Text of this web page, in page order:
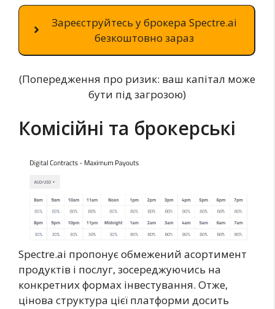
Зареєструйтесь у брокера Spectre.ai
безкоштовно зараз
(Попередження про ризик: ваш капітал може
бути під загрозою)
Комісійні та брокерські
Spectre.ai пропонує обмежений асортимент
продуктів і послуг, зосереджуючись на
конкретних формах інвестування. Отже,
цінова структура цієї платформи досить